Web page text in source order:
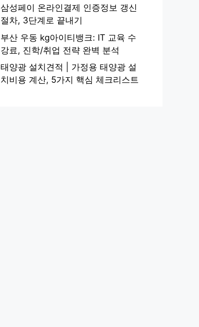
삼성페이 온라인결제 인증정보 갱신
절차, 3단계로 끝내기
부산 우동 kg아이티뱅크: IT 교육 수
강료, 진학/취업 전략 완벽 분석
태양광 설치견적 | 가정용 태양광 설
치비용 계산, 5가지 핵심 체크리스트